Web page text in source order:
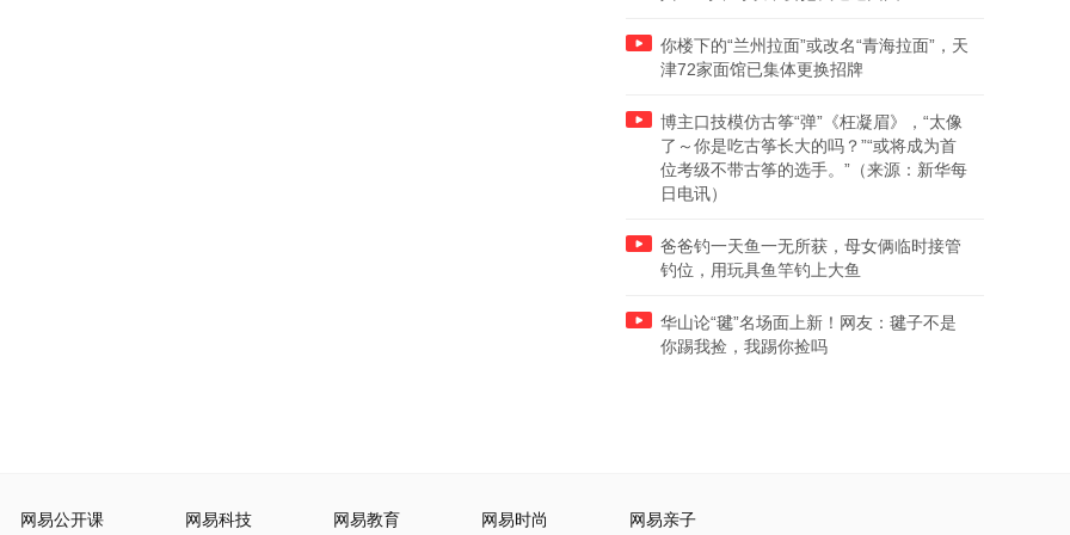
你楼下的“兰州拉面”或改名“青海拉面”，天
津72家面馆已集体更换招牌
博主口技模仿古筝“弹”《枉凝眉》，“太像
了～你是吃古筝长大的吗？”“或将成为首
位考级不带古筝的选手。”（来源：新华每
日电讯）
爸爸钓一天鱼一无所获，母女俩临时接管
钓位，用玩具鱼竿钓上大鱼
华山论“毽”名场面上新！网友：毽子不是
你踢我捡，我踢你捡吗
网易公开课 网易科技 网易教育 网易时尚 网易亲子